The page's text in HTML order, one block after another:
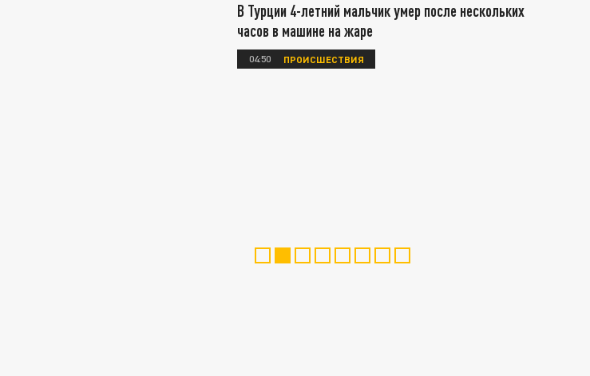
В Турции 4-летний мальчик умер после нескольких
часов в машине на жаре
04:50 ПРОИСШЕСТВИЯ